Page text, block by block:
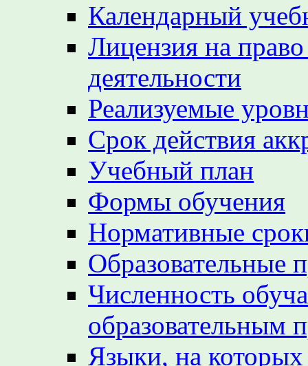
Календарный
Лицензия на
деятельности
Реализуемые
Срок действия
Учебный план
Формы обучения
Нормативные
Образовательные
Численность
образовательным
Языки, на которых